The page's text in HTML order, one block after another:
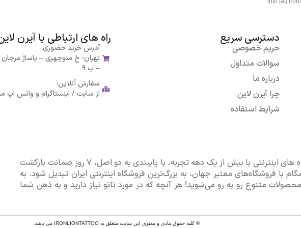
دسترسی سریع
حریم خصوصی
سوالات متداول
درباره ما
چرا آیرن لاین
شرایط استفاده
راه های ارتباطی با آیرن
آدرس خرید حضوری:
تهران- خ منوچهری – پاساژ
– پ ۹
سفارش آنلاین:
از سایت / اینستاگرام و واتس اپ
آیرِن لایِن به عنوان یکی از قدیمی‌ترین فروشگاه های اینترنتی با بیش از یک دهه تجربه، با پایبندی به دو اصل، ۷ روز ضمانت بازگشت
با فروشگاه‌های معتبر جهان، به بزرگ‌ترین فروشگاه اینترنتی ایران تبدیل شود. به
متنوع رو به رو می‌شوید! هر آنچه که در مورد تاتو نیاز دارید و به ذهن شما
© کلیه حقوق مادی و معنوی این سایت متعلق به IRONLIONTATTOO می باشد.